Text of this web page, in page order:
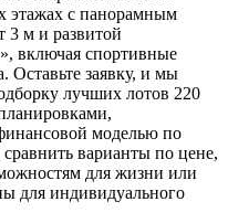
этажах с панорамным
3 м и развитой
включая спортивные
заявку, и мы
лучших лотов 220
моделью по
варианты по цене,
для жизни или
для индивидуального